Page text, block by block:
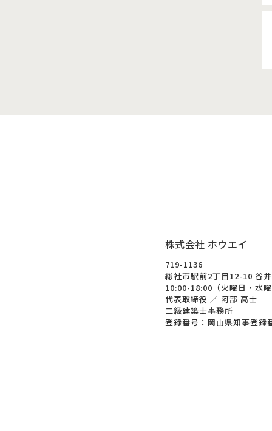
株式会社 ホウエイ
719-1136
総社市駅前2丁目12-10 谷
10:00-18:00（火曜日・水曜
代表取締役 ／ 阿部 高士
二級建築士事務所
登録番号：岡山県知事登録